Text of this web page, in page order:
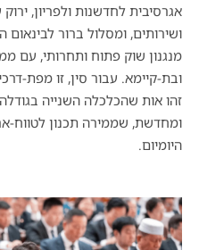
אגרסיבית לחדשנות ולפריון,
ושירותים, ומסלול ברור
מנגנון שוק פתוח ותחרותי,
ובת-קיימא. עבור סין, זו מפת-
זהו אות שהכלכלה השנייה
ומחדשת, שממירה תכנון לטווח-
היומיום.